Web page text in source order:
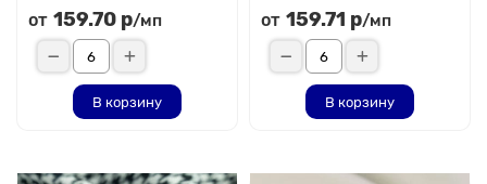
от 159.70 р/мп
В корзину
от 159.71 р/мп
В корзину